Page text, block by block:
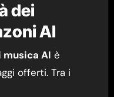
dei
AI
AI è
offerti. Tra i